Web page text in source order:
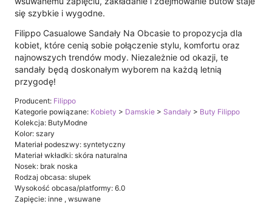
się szybkie i wygodne.
Filippo Casualowe Sandały Na Obcasie to propozycja dla
kobiet, które cenią sobie połączenie stylu, komfortu oraz
najnowszych trendów mody. Niezależnie od okazji, te
sandały będą doskonałym wyborem na każdą letnią
przygodę!
Producent: Filippo
Kategorie powiązane: Kobiety > Damskie > Sandały > Buty Filippo
Kolekcja: ButyModne
Kolor: szary
Materiał podeszwy: syntetyczny
Materiał wkładki: skóra naturalna
Nosek: brak noska
Rodzaj obcasa: słupek
Wysokość obcasa/platformy: 6.0
Zapięcie: inne , wsuwane